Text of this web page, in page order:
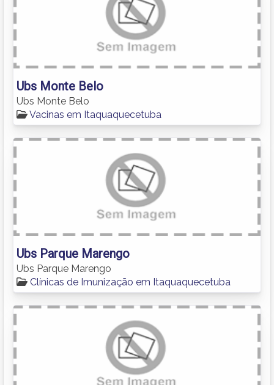
Ubs Monte Belo
Ubs Monte Belo
Vacinas em Itaquaquecetuba
Ubs Parque Marengo
Ubs Parque Marengo
Clínicas de Imunização em Itaquaquecetuba